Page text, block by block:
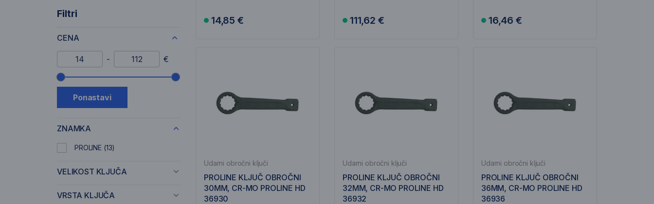
Filtri
CENA
Minimalni znesek
- Maksimalni znesek
€
Drsnik cenovnega razpona
Ponastavi
ZNAMKA
PROLINE (13)
VELIKOST KLJUČA
VRSTA KLJUČA
14,85 € 111,62 € 16,46 €
Udarni obročni ključi
PROLINE KLJUČ OBROČNI
30MM, CR-MO PROLINE HD
36930
Udarni obročni ključi
PROLINE KLJUČ OBROČNI
32MM, CR-MO PROLINE HD
36932
Udarni obročni ključi
PROLINE KLJUČ OBROČNI
36MM, CR-MO PROLINE HD
36936